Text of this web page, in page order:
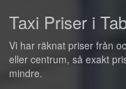
Taxi Priser i
Vi har räknat priser från
eller centrum, så exakt
mindre.